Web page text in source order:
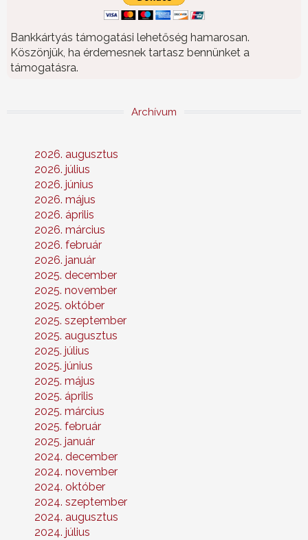
Bankkártyás támogatási lehetőség hamarosan.
Köszönjük, ha érdemesnek tartasz bennünket a
támogatásra.
Archívum
2026. augusztus
2026. július
2026. június
2026. május
2026. április
2026. március
2026. február
2026. január
2025. december
2025. november
2025. október
2025. szeptember
2025. augusztus
2025. július
2025. június
2025. május
2025. április
2025. március
2025. február
2025. január
2024. december
2024. november
2024. október
2024. szeptember
2024. augusztus
2024. július